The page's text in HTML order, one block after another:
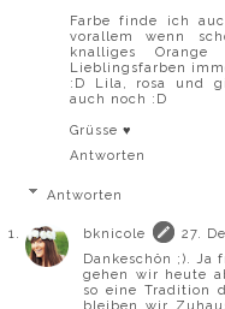
Farbe finde ich
vorallem wenn
knalliges
Lieblingsfarben
:D Lila, rosa und
auch noch :D
Grüsse ♥
Antworten
Antworten
bknicole
27.
Dankeschön ;). Ja
gehen wir heute
so eine Tradition